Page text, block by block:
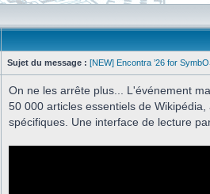
Sujet du message : [NEW] Encontra ’26 for
On ne les arrête plus... L'événement
50 000 articles essentiels de
spécifiques. Une interface de lecture